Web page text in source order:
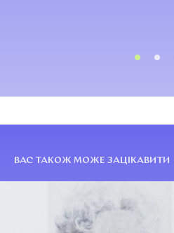
ВАС ТАКОЖ МОЖЕ ЗАЦІКАВИТИ